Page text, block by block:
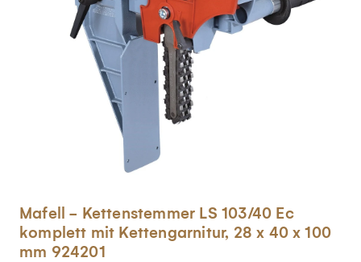
Mafell - Kettenstemmer LS 103/40 Ec
komplett mit Kettengarnitur, 28 x 40 x 100
mm 924201